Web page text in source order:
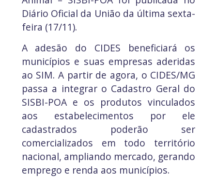
Diário Oficial da União da última sexta-
feira (17/11).
A adesão do CIDES beneficiará os
municípios e suas empresas aderidas
ao SIM. A partir de agora, o CIDES/MG
passa a integrar o Cadastro Geral do
SISBI-POA e os produtos vinculados
aos estabelecimentos por ele
cadastrados poderão ser
comercializados em todo território
nacional, ampliando mercado, gerando
emprego e renda aos municípios.